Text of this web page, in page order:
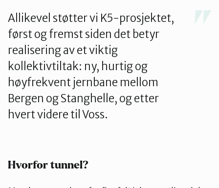
Allikevel støtter vi K5-prosjektet,
først og fremst siden det betyr
realisering av et viktig
kollektivtiltak: ny, hurtig og
høyfrekvent jernbane mellom
Bergen og Stanghelle, og etter
hvert videre til Voss.
Hvorfor tunnel?